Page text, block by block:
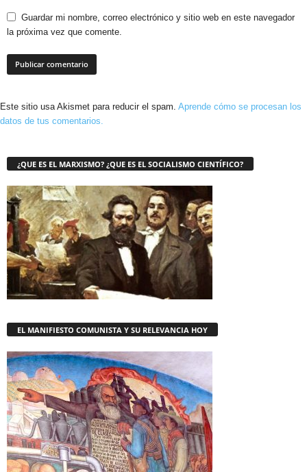
Guardar mi nombre, correo electrónico y sitio web en este navegador
la próxima vez que comente.
Este sitio usa Akismet para reducir el spam. Aprende cómo se procesan los
datos de tus comentarios.
¿QUE ES EL MARXISMO? ¿QUE ES EL SOCIALISMO CIENTÍFICO?
EL MANIFIESTO COMUNISTA Y SU RELEVANCIA HOY